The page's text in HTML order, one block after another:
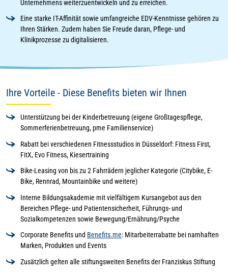
Unternehmens weiterzuentwickeln und zu erreichen.
Eine starke IT-Affinität sowie umfangreiche EDV-Kenntnisse gehören zu
Ihren Stärken. Zudem haben Sie Freude daran, Pflege- und
Klinikprozesse zu digitalisieren.
Ihre Vorteile - Diese Benefits bieten wir Ihnen
Unterstützung bei der Kinderbetreuung (eigene Großtagespflege,
Sommerferienbetreuung, pme Familienservice)
Rabatt bei verschiedenen Fitnessstudios in Düsseldorf: Fitness First,
FitX, Evo Fitness, Kiesertraining
Bike-Leasing von bis zu 2 Fahrrädern jeglicher Kategorie (Citybike, E-
Bike, Rennrad, Mountainbike und weitere)
Interne Bildungsakademie mit vielfältigem Kursangebot aus den
Bereichen Pflege- und Patientensicherheit, Führungs- und
Sozialkompetenzen sowie Bewegung/Ernährung/Psyche
Corporate Benefits und Benefits.me: Mitarbeiterrabatte bei namhaften
Marken, Produkten und Events
Zusätzlich gelten alle stiftungsweiten Benefits der Franziskus Stiftung